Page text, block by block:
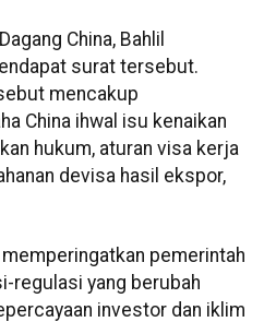
China, Bahlil
surat tersebut.
mencakup
China ihwal isu kenaikan
hukum, aturan visa kerja
devisa hasil ekspor,
pemerintah
regulasi yang berubah
investor dan iklim